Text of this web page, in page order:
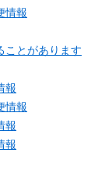
情報
ことがあります
報
情報
報
報